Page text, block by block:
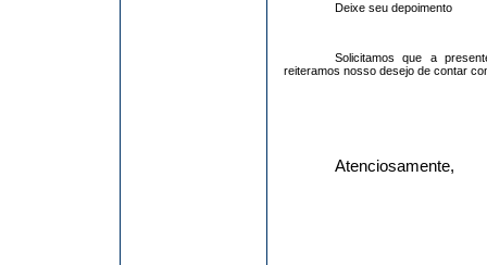
Deixe seu depoimento
Solicitamos que a
reiteramos nosso desejo de contar
Atenciosamente,